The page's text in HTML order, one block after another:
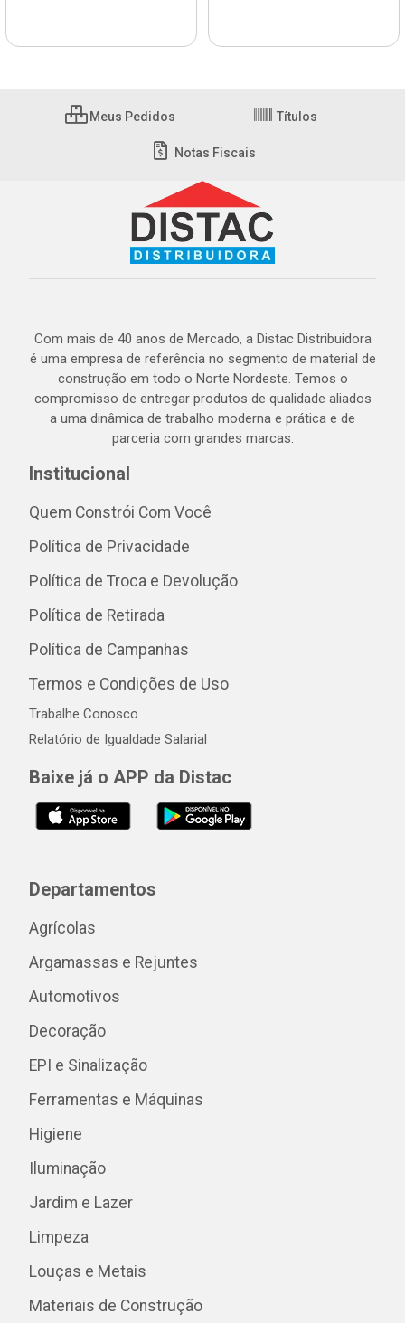
Meus Pedidos Títulos
Notas Fiscais
Com mais de 40 anos de Mercado, a Distac Distribuidora
é uma empresa de referência no segmento de material de
construção em todo o Norte Nordeste. Temos o
compromisso de entregar produtos de qualidade aliados
a uma dinâmica de trabalho moderna e prática e de
parceria com grandes marcas.
Institucional
Quem Constrói Com Você
Política de Privacidade
Política de Troca e Devolução
Política de Retirada
Política de Campanhas
Termos e Condições de Uso
Trabalhe Conosco
Relatório de Igualdade Salarial
Baixe já o APP da Distac
Departamentos
Agrícolas
Argamassas e Rejuntes
Automotivos
Decoração
EPI e Sinalização
Ferramentas e Máquinas
Higiene
Iluminação
Jardim e Lazer
Limpeza
Louças e Metais
Materiais de Construção